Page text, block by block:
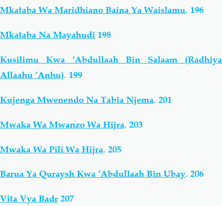
Mkataba Wa Maridhiano Baina Ya Waislamu. 196
Mkataba Na Mayahudi 198
Kusilimu Kwa ‘Abdullaah Bin Salaam (Radhiya
Allaahu ‘Anhu). 199
Kujenga Mwenendo Na Tabia Njema. 201
Mwaka Wa Mwanzo Wa Hijra. 203
Mwaka Wa Pili Wa Hijra. 205
Barua Ya Quraysh Kwa ‘Abdullaah Bin Ubay. 206
Vita Vya Badr 207